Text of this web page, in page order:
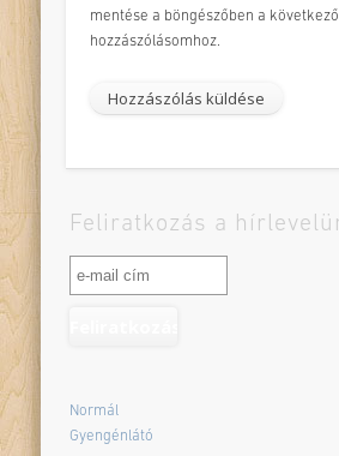
mentése a böngészőben a következő
hozzászólásomhoz.
Feliratkozás a
Normál
Gyengénlátó